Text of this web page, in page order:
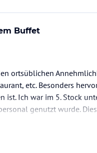
Buffet
ortsüblichen
etc. Besonders
ist. Ich war im 5. Stock
genutzt wurde.